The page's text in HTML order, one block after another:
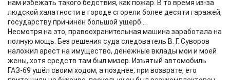
нам избежать такого бедствия, как пожар. В то время из-за
людской халатности в городе сгорели более десяти гаражей,
государству причинён большой ущерб...
Несмотря на это, правоохранительная машина заработала на
полную мощь. Без решения суда следователь В. Г. Суворов
наложил арест на имущество, денежные вклады мои и моей
жены, хотя средств там был мизер. Изъятый автомобиль
ГАЗ-69 ушёл своим ходом, а позднее, при возврате, его